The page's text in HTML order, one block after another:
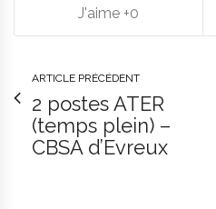
0
ARTICLE PRÉCÉDENT
2 postes ATER
(temps plein) –
CBSA d’Evreux